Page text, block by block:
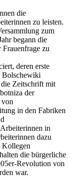
die
zu leisten.
zum
begann die
zu
deren erste
Bolschewiki
Zeitschrift mit
der
in den Fabriken
in
dazu
Kollegen
die bürgerliche
Revolution von
war.